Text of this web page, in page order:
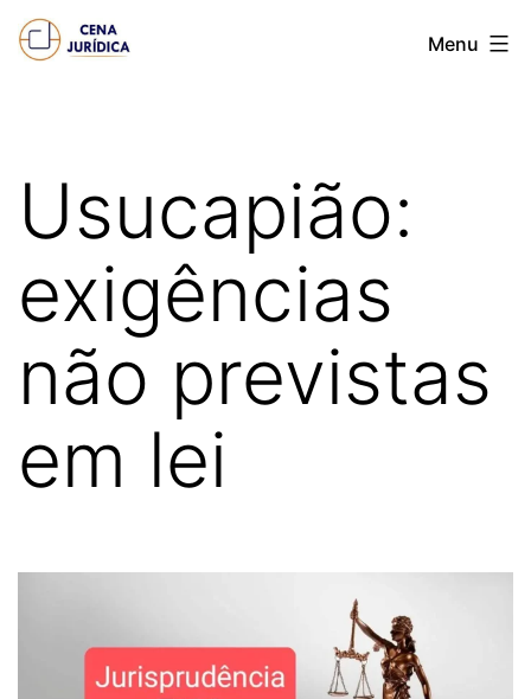
Pular
para
Cena
Menu
Usucapião:
exigências
não previstas
em lei